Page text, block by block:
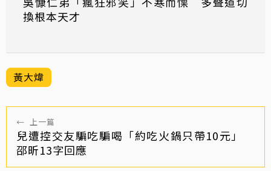
換根本天才
黃大煒
← 上一篇
兒遭控交友騙吃騙喝「約吃火鍋只帶10元」
邵昕13字回應